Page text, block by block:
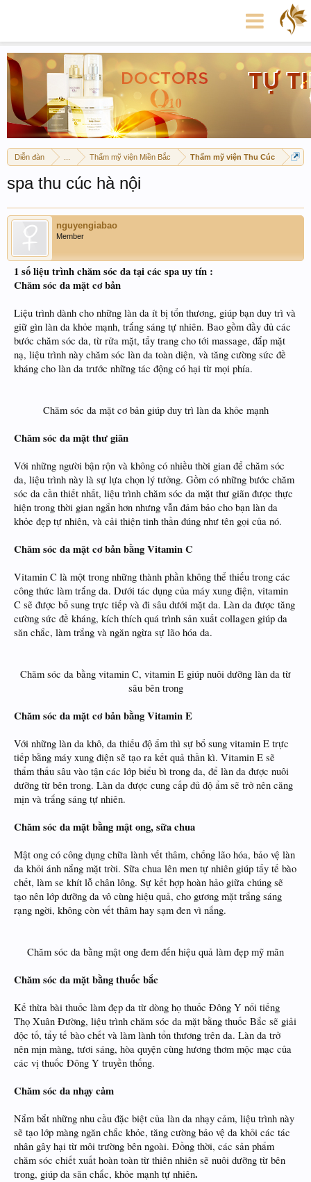
Diễn đàn Thẩm mỹ viện Miền Bắc Thẩm mỹ viện Thu Cúc
spa thu cúc hà nội
nguyengiabao
Member
1 số liệu trình chăm sóc da tại các spa uy tín :
Chăm sóc da mặt cơ bản
Liệu trình dành cho những làn da ít bị tổn thương, giúp bạn duy trì và
giữ gìn làn da khỏe mạnh, trắng sáng tự nhiên. Bao gồm đầy đủ các
bước chăm sóc da, từ rửa mặt, tẩy trang cho tới massage, đắp mặt
nạ, liệu trình này chăm sóc làn da toàn diện, và tăng cường sức đề
kháng cho làn da trước những tác động có hại từ mọi phía.
Chăm sóc da mặt cơ bản giúp duy trì làn da khỏe mạnh​
Chăm sóc da mặt thư giãn
Với những người bận rộn và không có nhiều thời gian để chăm sóc
da, liệu trình này là sự lựa chọn lý tưởng. Gồm có những bước chăm
sóc da cần thiết nhất, liệu trình chăm sóc da mặt thư giãn được thực
hiện trong thời gian ngắn hơn nhưng vẫn đảm bảo cho bạn làn da
khỏe đẹp tự nhiên, và cải thiện tinh thần đúng như tên gọi của nó.
Chăm sóc da mặt cơ bản bằng Vitamin C
Vitamin C là một trong những thành phần không thể thiếu trong các
công thức làm trắng da. Dưới tác dụng của máy xung điện, vitamin
C sẽ được bổ sung trực tiếp và đi sâu dưới mặt da. Làn da được tăng
cường sức đề kháng, kích thích quá trình sản xuất collagen giúp da
săn chắc, làm trắng và ngăn ngừa sự lão hóa da.
Chăm sóc da bằng vitamin C, vitamin E giúp nuôi dưỡng làn da từ
sâu bên trong​
Chăm sóc da mặt cơ bản bằng Vitamin E
Với những làn da khô, da thiếu độ ẩm thì sự bổ sung vitamin E trực
tiếp bằng máy xung điện sẽ tạo ra kết quả thần kì. Vitamin E sẽ
thẩm thấu sâu vào tận các lớp biểu bì trong da, để làn da được nuôi
dưỡng từ bên trong. Làn da được cung cấp đủ độ ẩm sẽ trở nên căng
mịn và trắng sáng tự nhiên.
Chăm sóc da mặt bằng mật ong, sữa chua
Mật ong có công dụng chữa lành vết thâm, chống lão hóa, bảo vệ làn
da khỏi ánh nắng mặt trời. Sữa chua lên men tự nhiên giúp tẩy tế bào
chết, làm se khít lỗ chân lông. Sự kết hợp hoàn hảo giữa chúng sẽ
tạo nên lớp dưỡng da vô cùng hiệu quả, cho gương mặt trắng sáng
rạng ngời, không còn vết thâm hay sạm đen vì nắng.
Chăm sóc da bằng mật ong đem đến hiệu quả làm đẹp mỹ mãn​
Chăm sóc da mặt bằng thuốc bắc
Kế thừa bài thuốc làm đẹp da từ dòng họ thuốc Đông Y nổi tiếng
Thọ Xuân Đường, liệu trình chăm sóc da mặt bằng thuốc Bắc sẽ giải
độc tố, tẩy tế bào chết và làm lành tổn thương trên da. Làn da trở
nên mịn màng, tươi sáng, hòa quyện cùng hương thơm mộc mạc của
các vị thuốc Đông Y truyền thống.
Chăm sóc da nhạy cảm
Nắm bắt những nhu cầu đặc biệt của làn da nhạy cảm, liệu trình này
sẽ tạo lớp màng ngăn chắc khỏe, tăng cường bảo vệ da khỏi các tác
nhân gây hại từ môi trường bên ngoài. Đồng thời, các sản phẩm
chăm sóc chiết xuất hoàn toàn từ thiên nhiên sẽ nuôi dưỡng từ bên
trong, giúp da săn chắc, khỏe mạnh tự nhiên.